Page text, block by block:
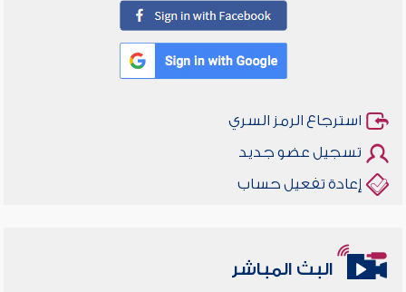
استرجاع الرمز السري
تسجيل عضو جديد
إعادة تفعيل حساب
البث المباشر